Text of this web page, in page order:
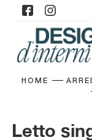
HOME
Letto